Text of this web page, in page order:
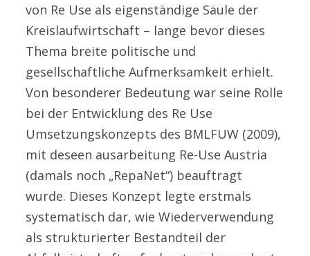
von Re Use als eigenständige Säule der
Kreislaufwirtschaft – lange bevor dieses
Thema breite politische und
gesellschaftliche Aufmerksamkeit erhielt.
Von besonderer Bedeutung war seine Rolle
bei der Entwicklung des Re Use
Umsetzungskonzepts des BMLFUW (2009),
mit deseen ausarbeitung Re-Use Austria
(damals noch „RepaNet“) beauftragt
wurde. Dieses Konzept legte erstmals
systematisch dar, wie Wiederverwendung
als strukturierter Bestandteil der